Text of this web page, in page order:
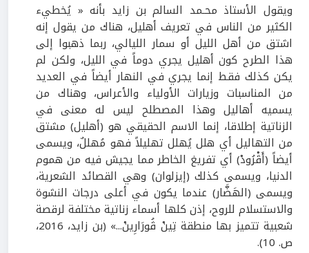
ويقول الأستاذ محـمد السالم بن زايد بأنه « يُخطيء
الكثير من الناس في تعريف أهليل، هناك من يقول إنه
اشتق من أهل الليل أو سمار الليالي، ربما ذهبوا إلى
هذا الطرح كون أهليل يجري دوماً في الليل، ولكن لم
يكن كذلك فقط إنما يجري في النهار أيضاً في العديد
من المناسبات وزيارات الأولياء والأعراس، وهناك من
يسميه أهاليل وهذا المصطلح ليس له معنى في
الزناتية إطلاقا، إنما الاسم الحقيقي هو (أهليل) مشتق
من التهاليل أي هلل يُهلل تهليلاً فهو مُهللٌ، ويسمى
أيضاً (أَڤْرُودْ) أي تفريغ الخاطر مما يجيش فيه من هموم
الدنيا، ويسمى كذلك (إيزلوان) وهي القصائد الشعرية،
ويسمى (الهَضَّار) عندما يكون في أعلى درجات النشوة
والاستسلام للروح، إذن كلها أسماء زناتية مختلفة لرقصة
شعبية تتميز بها منطقة تِينْ ڤُورَارِينْ...» (بن زايد، 2016،
ص. 10
).